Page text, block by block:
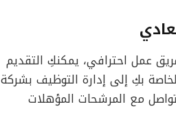
عمل احترافي، يمكنكِ التقديم
بكِ إلى إدارة التوظيف بشركة
مع المرشحات المؤهلات